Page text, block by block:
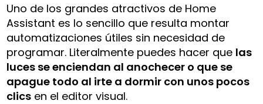
Uno de los grandes atractivos de Home
Assistant es lo sencillo que resulta montar
automatizaciones útiles sin necesidad de
programar. Literalmente puedes hacer que las
luces se enciendan al anochecer o que se
apague todo al irte a dormir con unos pocos
clics en el editor visual.